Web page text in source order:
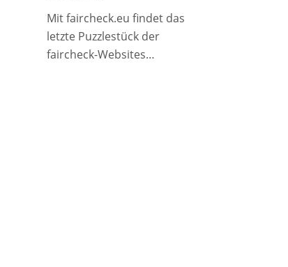
Mit faircheck.eu findet das
letzte Puzzlestück der
faircheck-Websites…